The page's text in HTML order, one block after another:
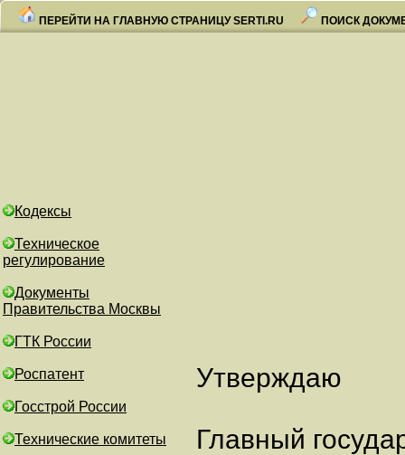
ПЕРЕЙТИ НА ГЛАВНУЮ СТРАНИЦУ SERTI.RU ПОИСК
Кодексы
Техническое
регулирование
Документы
Правительства Москвы
ГТК России
Роспатент
Госстрой России
Технические комитеты
Утверждаю
Главный